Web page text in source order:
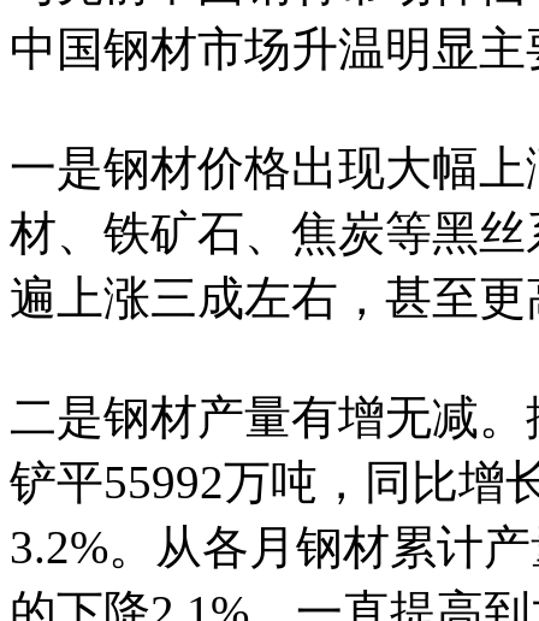
中国钢材市场升温明显
一是钢材价格出现大幅
材、铁矿石、焦炭等黑
遍上涨三成左右，甚至更
二是钢材产量有增无减
铲平55992万吨，同比增
3.2%。从各月钢材累计